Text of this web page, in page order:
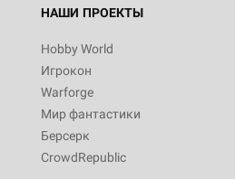
НАШИ ПРОЕКТЫ
Hobby World
Игрокон
Warforge
Мир фантастики
Берсерк
CrowdRepublic